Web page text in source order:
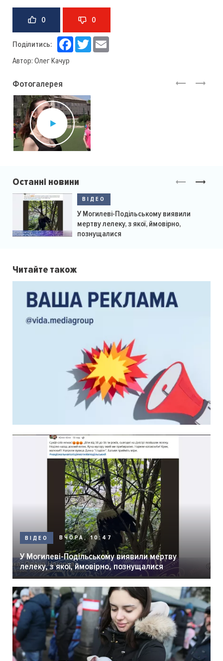
0 0
Поділитись: Facebook
Twitter
Автор: Олег Качур
Фотогалерея
Останні новини
ВІДЕО
У Могилеві-Подільському виявили
мертву лелеку, з якої, ймовірно,
познущалися
Читайте також
ВІДЕО ВЧОРА, 10:47
У Могилеві-Подільському виявили мертву
лелеку, з якої, ймовірно, познущалися